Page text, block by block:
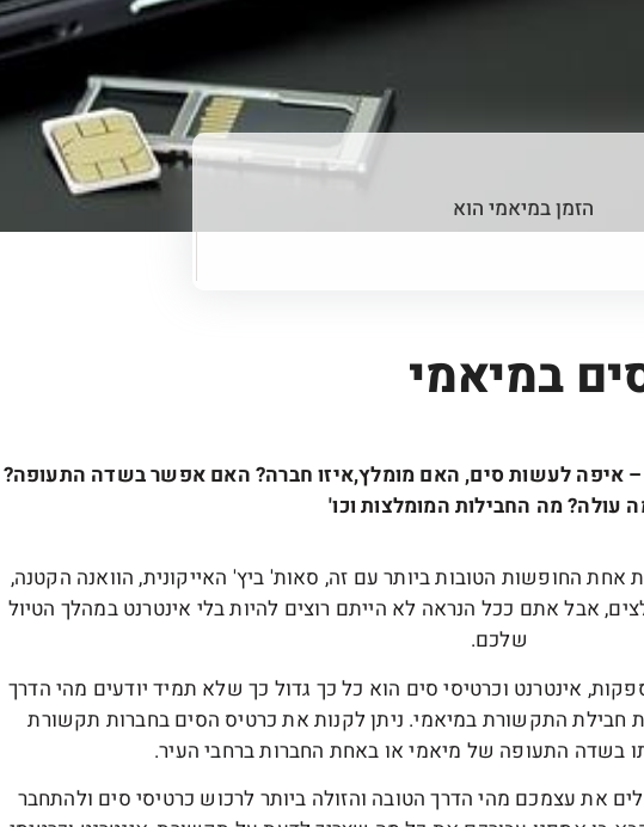
הזמן במיאמי הוא
במיאמי
– איפה לעשות סים, האם מומלץ,איזו חברה? האם אפשר בשדה התעופה?
עולה? מה החבילות המומלצות וכו'
אחת החופשות הטובות ביותר עם זה, סאות' ביץ' האייקונית, הוואנה הקטנה,
אבל אתם ככל הנראה לא הייתם רוצים להיות בלי אינטרנט במהלך הטיול
שלכם.
אינטרנט וכרטיסי סים הוא כל כך גדול כך שלא תמיד יודעים מהי הדרך
חבילת התקשורת במיאמי. ניתן לקנות את כרטיס הסים בחברות תקשורת
בשדה התעופה של מיאמי או באחת החברות ברחבי העיר.
את עצמכם מהי הדרך הטובה והזולה ביותר לרכוש כרטיסי סים ולהתחבר